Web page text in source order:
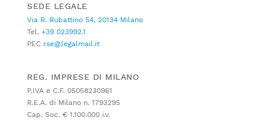
SEDE LEGALE
Via R. Rubattino 54, 20134 Milano
Tel. +39 023992.1
PEC rse@legalmail.it
REG. IMPRESE DI MILANO
P.IVA e C.F. 05058230961
R.E.A. di Milano n. 1793295
Cap. Soc. € 1.100.000 i.v.